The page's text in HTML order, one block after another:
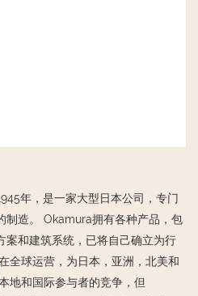
年，是一家大型日本公司，专门
制造。 Okamura拥有各种产品，包
案和建筑系统，已将自己确立为行
全球运营，为日本，亚洲，北美和
地和国际参与者的竞争，但